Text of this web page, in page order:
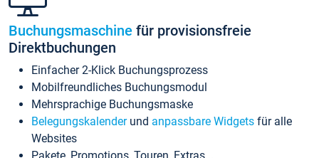
Buchungsmaschine für provisionsfreie
Direktbuchungen
Einfacher 2-Klick Buchungsprozess
Mobilfreundliches Buchungsmodul
Mehrsprachige Buchungsmaske
Belegungskalenderund anpassbare Widgets für alle
Websites